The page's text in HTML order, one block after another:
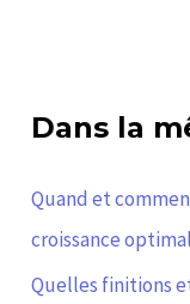
Dans la
Quand et
croissance
Quelles finitions